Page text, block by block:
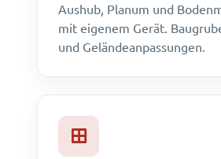
Aushub, Planum und
mit eigenem Gerät.
und Geländeanpassungen.